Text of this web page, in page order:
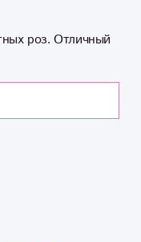
роз. Отличный